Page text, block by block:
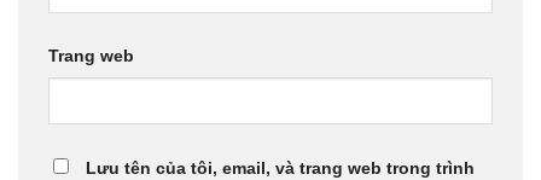
Trang web
Lưu tên của tôi, email, và trang web trong trình